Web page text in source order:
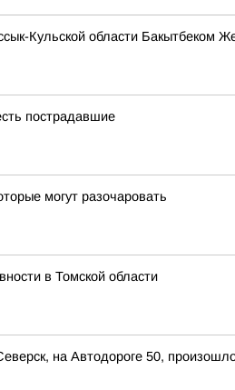
Кульской области Бакытбеком
пострадавшие
могут разочаровать
в Томской области
на Автодороге 50,